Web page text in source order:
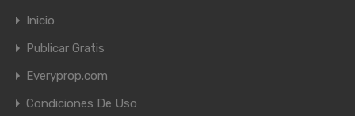
Inicio
Publicar Gratis
Everyprop.com
Condiciones De Uso